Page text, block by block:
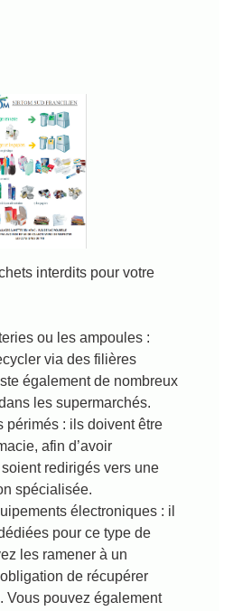
interdits pour votre
ou les ampoules :
via des filières
également de nombreux
les supermarchés.
périmés : ils doivent être
afin d’avoir
soient redirigés vers une
spécialisée.
électroniques : il
pour ce type de
les ramener à un
de récupérer
Vous pouvez également